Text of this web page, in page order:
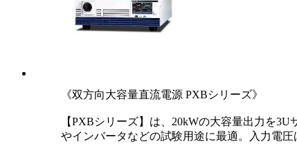
《双方向大容量直流電源 PXBシリーズ》
【PXBシリーズ】は、20kWの大容量出力を
やインバータなどの試験用途に最適。入力電